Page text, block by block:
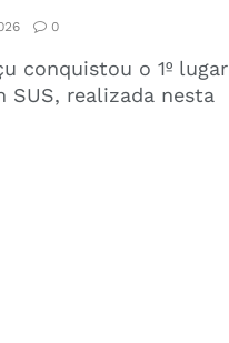
0
conquistou o 1º lugar
SUS, realizada nesta